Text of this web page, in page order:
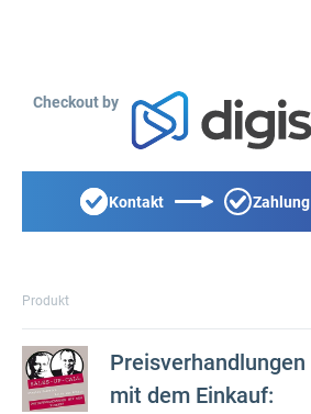
Checkout by
Kontakt Zahlung
Produkt
Preisverhandlungen
mit dem Einkauf: